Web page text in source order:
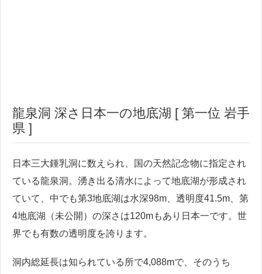
龍泉洞 深さ日本一の地底湖 [ 第一位 岩手
県 ]
日本三大鍾乳洞に数えられ、国の天然記念物に指定され
ている龍泉洞。湧き出る清水によって地底湖が形成され
ていて、中でも第3地底湖は水深98m、透明度41.5m、第
4地底湖（未公開）の深さは120mもあり日本一です。世
界でも有数の透明度を誇ります。
洞内総延長は知られている所で4,088mで、そのうち